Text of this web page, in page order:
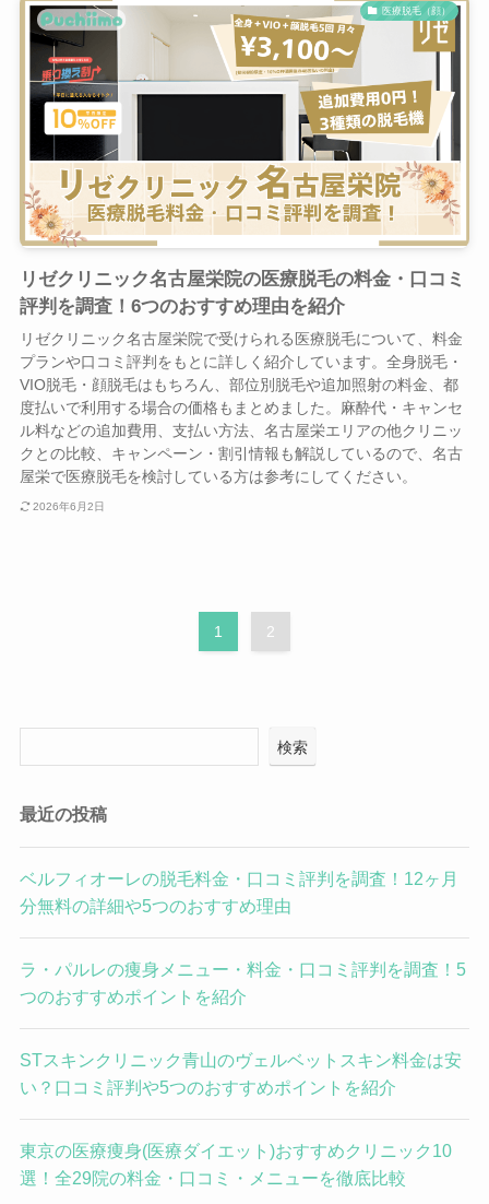
医療脱毛（顔）
リゼクリニック名古屋栄院の医療脱毛の料金・口コミ
評判を調査！6つのおすすめ理由を紹介
リゼクリニック名古屋栄院で受けられる医療脱毛について、料金
プランや口コミ評判をもとに詳しく紹介しています。全身脱毛・
VIO脱毛・顔脱毛はもちろん、部位別脱毛や追加照射の料金、都
度払いで利用する場合の価格もまとめました。麻酔代・キャンセ
ル料などの追加費用、支払い方法、名古屋栄エリアの他クリニッ
クとの比較、キャンペーン・割引情報も解説しているので、名古
屋栄で医療脱毛を検討している方は参考にしてください。
2026年6月2日
1 2
検索
最近の投稿
ベルフィオーレの脱毛料金・口コミ評判を調査！12ヶ月
分無料の詳細や5つのおすすめ理由
ラ・パルレの痩身メニュー・料金・口コミ評判を調査！5
つのおすすめポイントを紹介
STスキンクリニック青山のヴェルベットスキン料金は安
い？口コミ評判や5つのおすすめポイントを紹介
東京の医療痩身(医療ダイエット)おすすめクリニック10
選！全29院の料金・口コミ・メニューを徹底比較